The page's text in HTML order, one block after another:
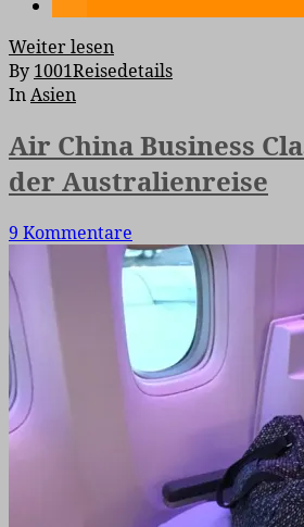
Weiter lesen
By 1001Reisedetails
InAsien
Air China Business
der Australienreise
9 Kommentare